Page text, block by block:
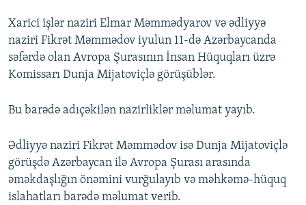
AZADLIQRADIOSU MOBIL TELEFONUNUZDA
BIZIMLƏ ƏLAQƏ
XƏBƏR BÜLLETENLƏRIMIZ
RFE/RL-in bütün saytları
Xarici işlər naziri Elmar Məmmədyarov vә ədliyyә
naziri Fikrәt Mәmmәdov iyulun 11-dә Azәrbaycanda
sәfәrdә olan Avropa Şurasının İnsan Hüquqları üzrə
Komissarı Dunja Mijatoviçlә görüşüblәr.
Bu barədə adıçəkilən nazirliklər məlumat yayıb.
Ədliyyə naziri Fikrәt Mәmmәdov isә Dunja Mijatoviçlә
görüşdə Azərbaycan ilə Avropa Şurası arasında
əməkdaşlığın önəmini vurğulayıb vә məhkəmə-hüquq
islahatları barәdә mәlumat verib.